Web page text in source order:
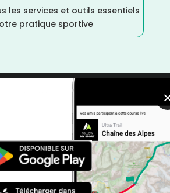
les services et outils essentiels
pratique sportive
/courses/Centre